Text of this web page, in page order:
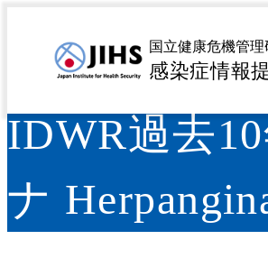
国立健康危機管
感染症情報
トップページ> 感染症を探す>疾患
IDWR過去
ナ